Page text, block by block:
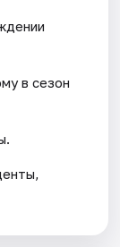
в сезон